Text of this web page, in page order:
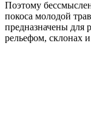
Поэтому
покоса молодой
предназначены для
рельефом, склонах